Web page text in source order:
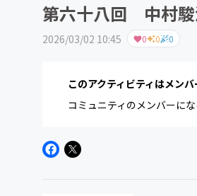
第六十八回 中村
2026/03/02 10:45 0 0 0
このアクティビティはメンバ
コミュニティのメンバーに